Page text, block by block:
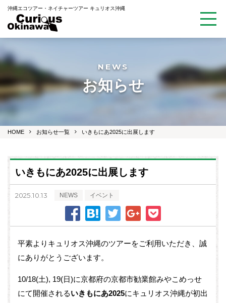
沖縄エコツアー・ネイチャーツアー キュリオス沖縄
NEWS
お知らせ
HOME お知らせ一覧 いきもにあ2025に出展します
いきもにあ2025に出展します
2025.10.13 NEWS イベント
平素よりキュリオス沖縄のツアーをご利用いただき、誠
にありがとうございます。
10/18(土), 19(日)に京都府の京都市勧業館みやこめっせ
にて開催されるいきもにあ2025にキュリオス沖縄が初出